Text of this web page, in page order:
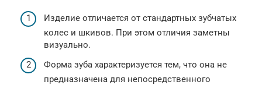
Изделие отличается от стандартных зубчатых
колес и шкивов. При этом отличия заметны
визуально.
Форма зуба характеризуется тем, что она не
предназначена для непосредственного